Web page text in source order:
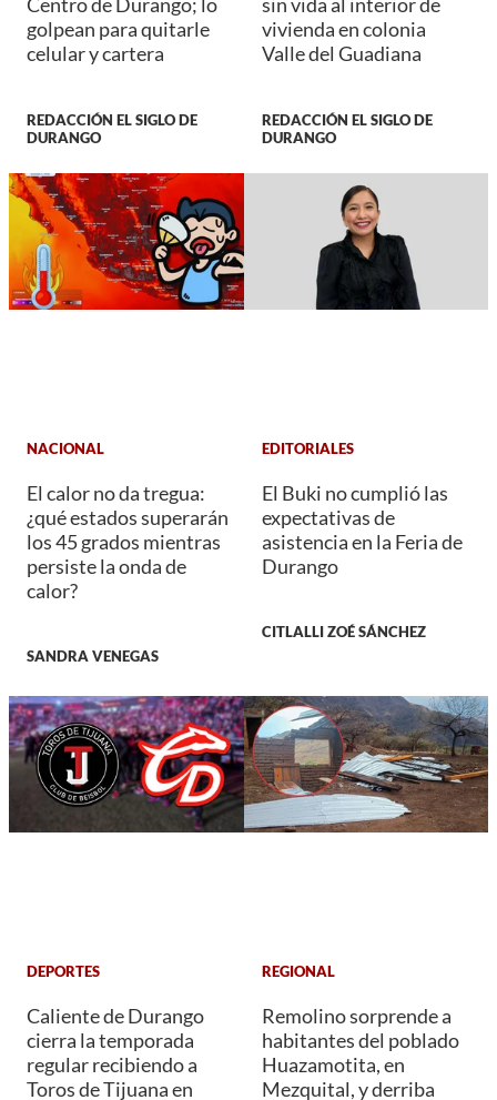
Centro de Durango; lo
golpean para quitarle
celular y cartera
REDACCIÓN EL SIGLO DE
DURANGO
sin vida al interior de
vivienda en colonia
Valle del Guadiana
REDACCIÓN EL SIGLO DE
DURANGO
NACIONAL
El calor no da tregua:
¿qué estados superarán
los 45 grados mientras
persiste la onda de
calor?
SANDRA VENEGAS
EDITORIALES
El Buki no cumplió las
expectativas de
asistencia en la Feria de
Durango
CITLALLI ZOÉ SÁNCHEZ
DEPORTES
Caliente de Durango
cierra la temporada
regular recibiendo a
Toros de Tijuana en
REGIONAL
Remolino sorprende a
habitantes del poblado
Huazamotita, en
Mezquital, y derriba